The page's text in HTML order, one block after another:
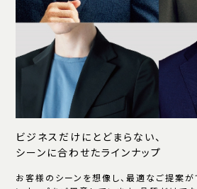
ビジネスだけにとどまらない、
シーンに合わせたラインナップ
お客様のシーンを想像し、最適なご提案が